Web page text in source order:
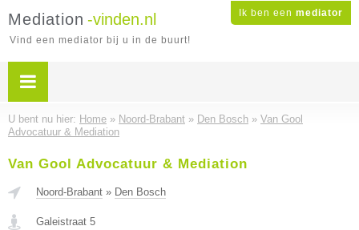
Ik ben een mediator
Mediation -vinden.nl
Vind een mediator bij u in de buurt!
U bent nu hier: Home » Noord-Brabant » Den Bosch » Van Gool
Advocatuur & Mediation
Van Gool Advocatuur & Mediation
Noord-Brabant » Den Bosch
Galeistraat 5